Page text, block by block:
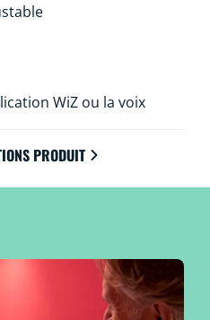
WiZ ou la voix
PRODUIT